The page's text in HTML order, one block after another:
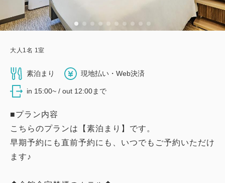
大人 1 名 1 室
素泊まり 現地払い・Web決済
in 15:00~ / out 12:00まで
■プラン内容
こちらのプランは【素泊まり】です。
早期予約にも直前予約にも、いつでもご予約いただけ
ます♪